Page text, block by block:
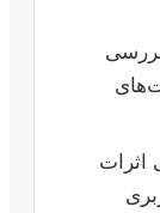
اثرات